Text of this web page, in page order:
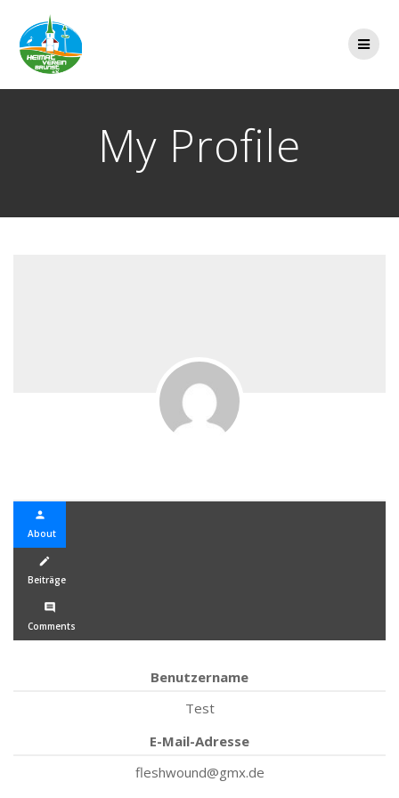
My Profile
person
About
create
Beiträge
comment
Comments
Benutzername
Test
E-Mail-Adresse
fleshwound@gmx.de